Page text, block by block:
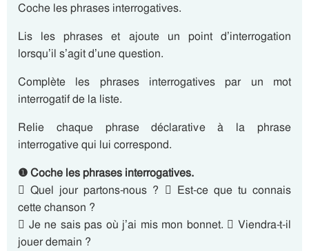
Coche les phrases interrogatives.
Lis les phrases et ajoute un point d’interrogation
lorsqu’il s’agit d’une question.
Complète les phrases interrogatives par un mot
interrogatif de la liste.
Relie chaque phrase déclarative à la phrase
interrogative qui lui correspond.
❶ Coche les phrases interrogatives.
 Quel jour partons-nous ?  Est-ce que tu connais
cette chanson ?
 Je ne sais pas où j’ai mis mon bonnet.  Viendra-t-il
jouer demain ?